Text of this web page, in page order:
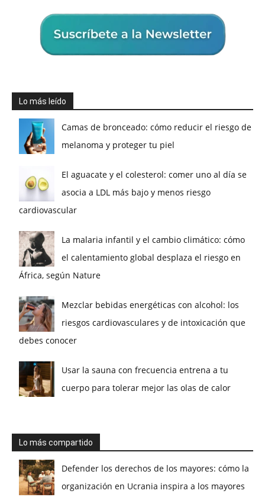
Lo más leído
Camas de bronceado: cómo reducir el riesgo de
melanoma y proteger tu piel
El aguacate y el colesterol: comer uno al día se
asocia a LDL más bajo y menos riesgo
cardiovascular
La malaria infantil y el cambio climático: cómo
el calentamiento global desplaza el riesgo en
África, según Nature
Mezclar bebidas energéticas con alcohol: los
riesgos cardiovasculares y de intoxicación que
debes conocer
Usar la sauna con frecuencia entrena a tu
cuerpo para tolerar mejor las olas de calor
Lo más compartido
Defender los derechos de los mayores: cómo la
organización en Ucrania inspira a los mayores